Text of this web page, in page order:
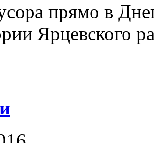
прямо в
Ярцевского